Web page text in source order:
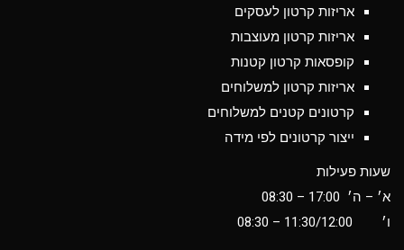
אריזות קרטון לעסקים
אריזות קרטון מעוצבות
קופסאות קרטון קטנות
אריזות קרטון למשלוחים
קרטונים קטנים למשלוחים
ייצור קרטונים לפי מידה
שעות פעילות
א׳ – ה׳ 17:00 – 08:30
ו׳ 11:30/12:00
– 08:30